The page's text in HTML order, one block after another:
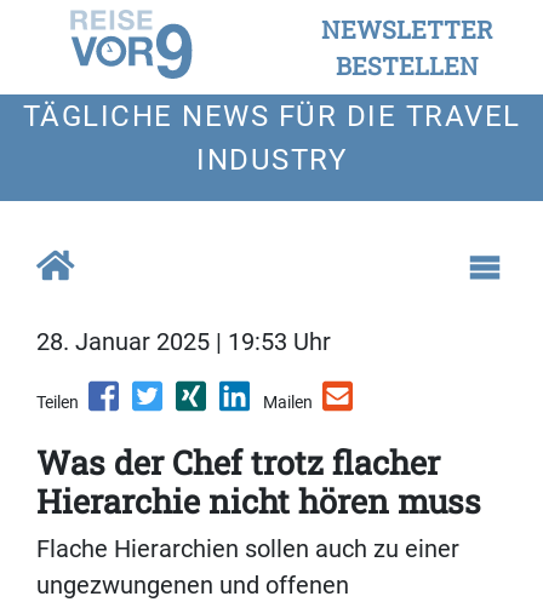
NEWSLETTER
BESTELLEN
TÄGLICHE NEWS FÜR DIE TRAVEL
INDUSTRY
28. Januar 2025 | 19:53 Uhr
Teilen Mailen
Was der Chef trotz flacher
Hierarchie nicht hören muss
Flache Hierarchien sollen auch zu einer
ungezwungenen und offenen